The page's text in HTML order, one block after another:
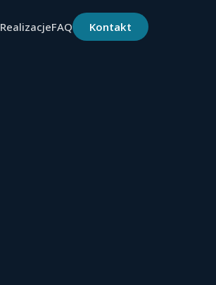
RealizacjeFAQ Kontakt